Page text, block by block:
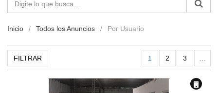
Inicio Todos los Anuncios Por Usuario
FILTRAR 1 2 3